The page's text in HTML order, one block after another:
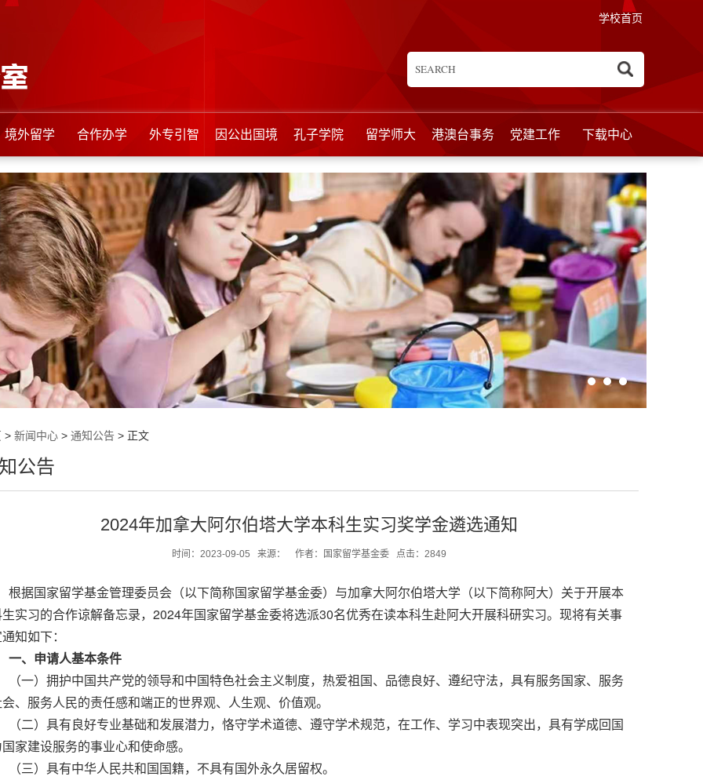
学校首页
境外留学 合作办学 外专引智 因公出国境 孔子学院 留学师大 港澳台事务 党建工作 下载中心
> 新闻中心 > 通知公告 > 正文
公告
2024年加拿大阿尔伯塔大学本科生实习奖学金遴选通知
时间： 2023-09-05 来源： 作者： 国家留学基金委点击： 2849
国家留学基金管理委员会（以下简称国家留学基金委）与加拿大阿尔伯塔大学（以下简称阿大）关于开展本
实习的合作谅解备忘录，2024年国家留学基金委将选派30名优秀在读本科生赴阿大开展科研实习。现将有关事
知如下：
、申请人基本条件
）拥护中国共产党的领导和中国特色社会主义制度，热爱祖国、品德良好、遵纪守法，具有服务国家、服务
、服务人民的责任感和端正的世界观、人生观、价值观。
）具有良好专业基础和发展潜力，恪守学术道德、遵守学术规范，在工作、学习中表现突出，具有学成回国
家建设服务的事业心和使命感。
）具有中华人民共和国国籍，不具有国外永久居留权。